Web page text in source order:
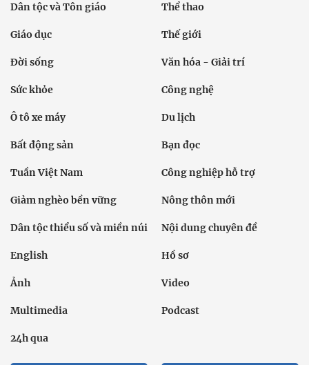
Dân tộc và Tôn giáo Thể thao
Giáo dục Thế giới
Đời sống Văn hóa - Giải trí
Sức khỏe Công nghệ
Ô tô xe máy Du lịch
Bất động sản Bạn đọc
Tuần Việt Nam Công nghiệp hỗ trợ
Giảm nghèo bền vững Nông thôn mới
Dân tộc thiểu số và miền núi Nội dung chuyên đề
English Hồ sơ
Ảnh Video
Multimedia Podcast
24h qua